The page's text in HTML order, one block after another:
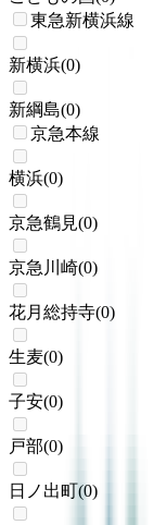
東急新横浜線
新横浜(0)
新綱島(0)
京急本線
横浜(0)
京急鶴見(0)
京急川崎(0)
花月総持寺(0)
生麦(0)
子安(0)
戸部(0)
日ノ出町(0)